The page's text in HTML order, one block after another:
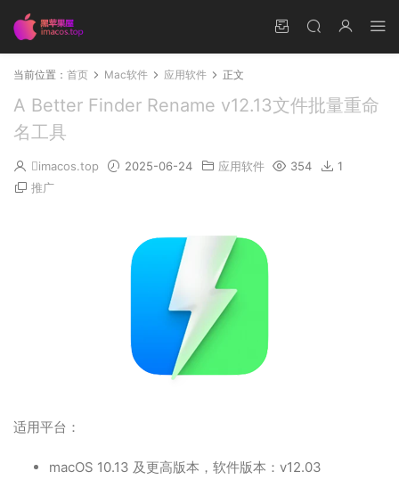
当前位置： 首页 Mac软件 应用软件 正文
A Better Finder Rename v12.13文件批量重命
名工具
imacos.top 2025-06-24 应用软件 354
1
推广
适用平台：
macOS 10.13 及更高版本，软件版本：v12.03